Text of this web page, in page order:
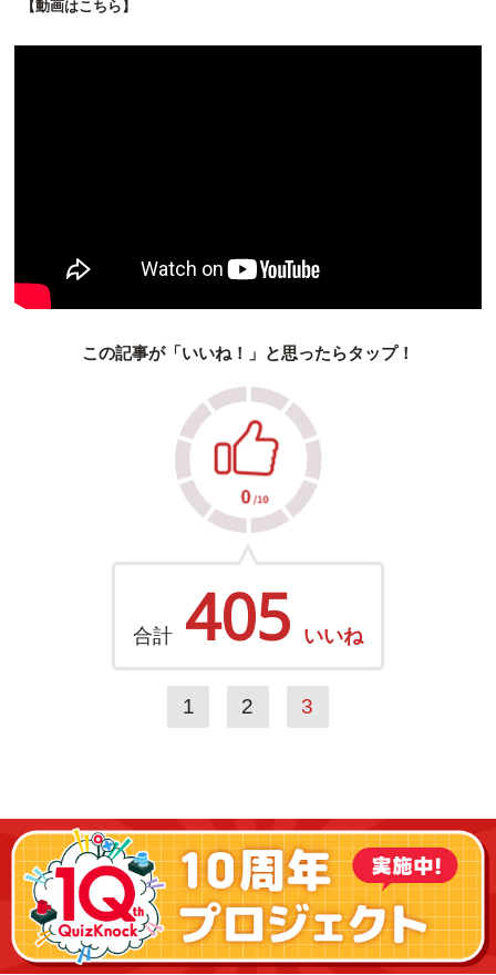
【動画はこちら】
この記事が「いいね！」と思ったらタップ！
合計 405 いいね
1 2 3